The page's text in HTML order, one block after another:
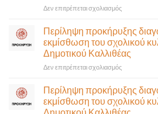
Ποσειδώνος)
10
Αυγούστου-
Ένα
αναγκαίο
σημαντικό
έργο
υποδομής
Δεν επιτρέπεται σχολιασμόςστο
σε
έκτακτη
συνεδρίαση
της
Δημοτικής
που
θα
γίνει
Περίληψη προκήρυξης
εκμίσθωση του σχολικού
Δημοτικού Καλλιθέας
Δεν επιτρέπεται σχολιασμόςστο
προκήρυξης
διαγωνισμού
για
Περίληψη προκήρυξης
εκμίσθωση του σχολικού